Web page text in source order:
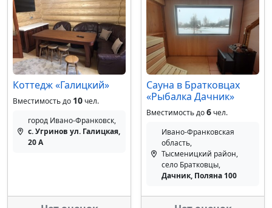
Коттедж «Галицкий»
Вместимость до 10чел.
город Ивано-Франковск,
с. Угринов ул. Галицкая,
20 А
Сауна в Братковцах
«Рыбалка Дачник»
Вместимость до6чел.
Ивано-Франковская
область,
Тысменицкий район,
село Братковцы,
Дачник, Поляна 100